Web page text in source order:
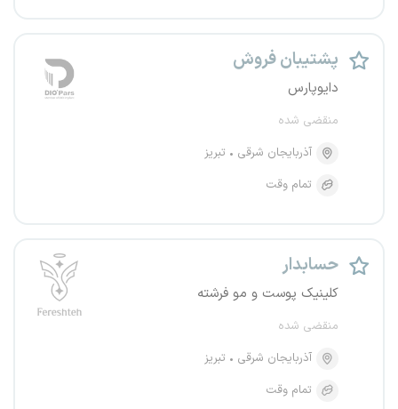
پشتیبان فروش
دایوپارس
منقضی شده
آذربایجان شرقی
تبریز
تمام وقت
حسابدار
کلینیک پوست و مو فرشته
منقضی شده
آذربایجان شرقی
تبریز
تمام وقت